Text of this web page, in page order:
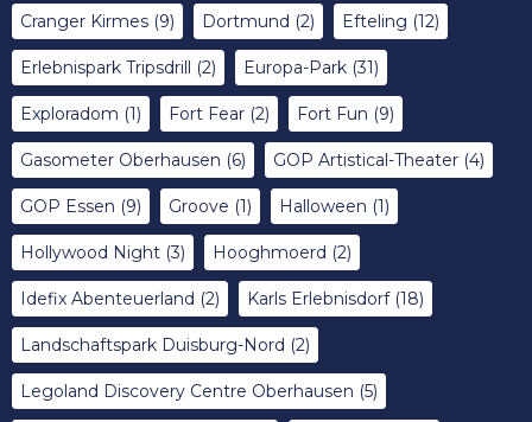
Cranger Kirmes (9) Dortmund (2) Efteling (12)
Erlebnispark Tripsdrill (2) Europa-Park (31)
Exploradom (1) Fort Fear (2) Fort Fun (9)
Gasometer Oberhausen (6) GOP Artistical-Theater (4)
GOP Essen (9) Groove (1) Halloween (1)
Hollywood Night (3) Hooghmoerd (2)
Idefix Abenteuerland (2) Karls Erlebnisdorf(18)
Landschaftspark Duisburg-Nord (2)
Legoland Discovery Centre Oberhausen (5)